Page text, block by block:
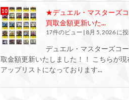
★デュエル・マスターズ
買取金額更新いた...
17件のビュー | 8月 5, 2026 に
デュエル・マスターズコ
取金額更新いたしました！！ こちらが現
アップリストになっております...